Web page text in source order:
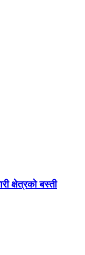
क्षेत्रको बस्ती